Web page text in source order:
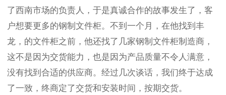
了西南市场的负责人，于是真诚合作的故事发生了，客
户想要更多的钢制文件柜。不到一个月，在他找到丰
龙，的文件柜之前，他还找了几家钢制文件柜制造商，
这不是因为交货能力，也是因为产品质量不令人满意，
没有找到合适的供应商。经过几次谈话，我们终于达成
了一致，终商定了交货和安装时间，按期交货。